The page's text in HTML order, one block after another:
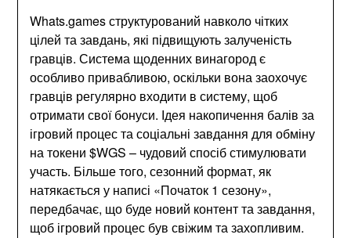
Whats.games структурований навколо чітких
цілей та завдань, які підвищують залученість
гравців. Система щоденних винагород є
особливо привабливою, оскільки вона заохочує
гравців регулярно входити в систему, щоб
отримати свої бонуси. Ідея накопичення балів за
ігровий процес та соціальні завдання для обміну
на токени $WGS – чудовий спосіб стимулювати
участь. Більше того, сезонний формат, як
натякається у написі «Початок 1 сезону»,
передбачає, що буде новий контент та завдання,
щоб ігровий процес був свіжим та захопливим.